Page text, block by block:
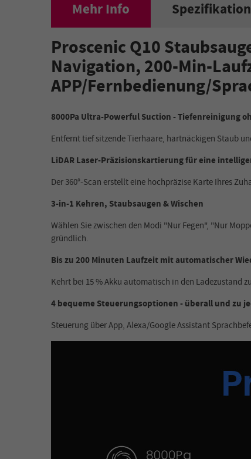
Mehr Info Spezifikation
Proscenic Q10
Navigation, 200-Min-
APP/Fernbedienung/
8000Pa Ultra-Powerful Suction - Tiefenreinigung
Entfernt tief sitzende Tierhaare, hartnäckigen Staub
LiDAR Laser-Präzisionskartierung für eine
Der 360°-Scan erstellt eine hochpräzise Karte Ihres
3-in-1 Kehren, Staubsaugen & Wischen
Wählen Sie zwischen den Modi "Nur Fegen", "Nur
gründlich.
Bis zu 200 Minuten Laufzeit mit automatischer
Kehrt bei 15 % Akku automatisch in den Ladezustand
4 bequeme Steuerungsoptionen - überall und zu
Steuerung über App, Alexa/Google Assistant